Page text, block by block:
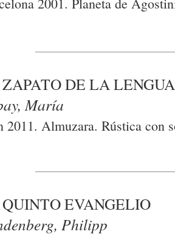
DE LA
María
2011. Almuzara. Rústica con
EVANGELIO
Philipp